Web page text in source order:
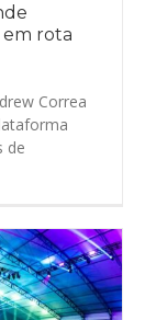
em rota
Correa
de